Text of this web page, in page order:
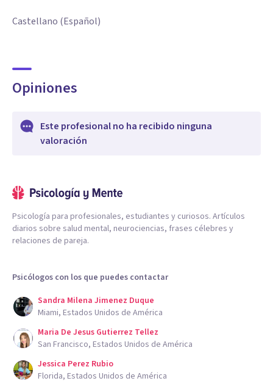
Castellano (Español)
Opiniones
Este profesional no ha recibido ninguna
valoración
Psicología para profesionales, estudiantes y curiosos. Artículos
diarios sobre salud mental, neurociencias, frases célebres y
relaciones de pareja.
Psicólogos con los que puedes contactar
Sandra Milena Jimenez Duque
Miami, Estados Unidos de América
Maria De Jesus Gutierrez Tellez
San Francisco, Estados Unidos de América
Jessica Perez Rubio
Florida, Estados Unidos de América